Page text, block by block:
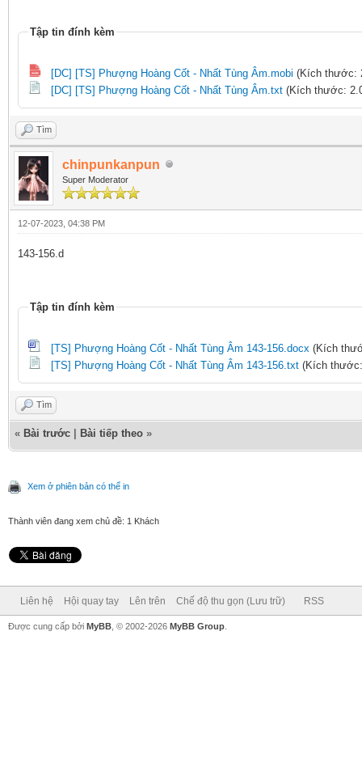
Tập tin đính kèm
[DC] [TS] Phượng Hoàng Cốt - Nhất Tùng Âm.mobi (Kích thước:
[DC] [TS] Phượng Hoàng Cốt - Nhất Tùng Âm.txt (Kích thước:
Tìm
chinpunkanpun
Super Moderator
12-07-2023, 04:38 PM
143-156.d
Tập tin đính kèm
[TS] Phượng Hoàng Cốt - Nhất Tùng Âm 143-156.docx (Kích
[TS] Phượng Hoàng Cốt - Nhất Tùng Âm 143-156.txt (Kích
Tìm
« Bài trước Bài tiếp theo »
Xem ở phiên bản có thể in
Thành viên đang xem chủ đề: 1 Khách
Liên hệ Hội quay tay Lên trên Chế độ thu gọn (Lưu trữ) RSS
Được cung cấp bởi MyBB , © 2002-2026 MyBB Group